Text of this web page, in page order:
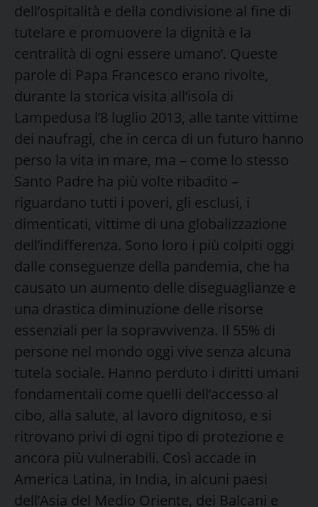
dell’ospitalità e della condivisione al fine di
tutelare e promuovere la dignità e la
centralità di ogni essere umano’. Queste
parole di Papa Francesco erano rivolte,
durante la storica visita all’isola di
Lampedusa l’8 luglio 2013, alle tante vittime
dei naufragi, che in cerca di un futuro hanno
perso la vita in mare, ma – come lo stesso
Santo Padre ha più volte ribadito –
riguardano tutti i poveri, gli esclusi, i
dimenticati, vittime di una globalizzazione
dell’indifferenza. Sono loro i più colpiti oggi
dalle conseguenze della pandemia, che ha
causato un aumento delle diseguaglianze e
una drastica diminuzione delle risorse
essenziali per la sopravvivenza. Il 55% di
persone nel mondo oggi vive senza alcuna
tutela sociale. Hanno perduto i diritti umani
fondamentali come quelli dell’accesso al
cibo, alla salute, al lavoro dignitoso, e si
ritrovano privi di ogni tipo di protezione e
ancora più vulnerabili. Così accade in
America Latina, in India, in alcuni paesi
dell’Asia del Medio Oriente, dei Balcani e